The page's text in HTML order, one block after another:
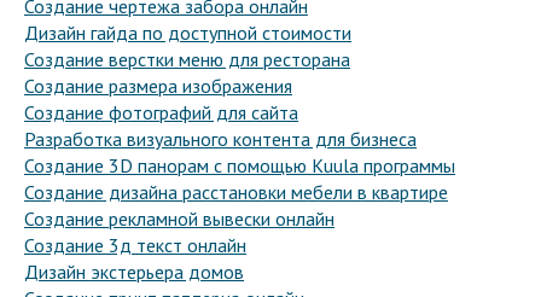
Создание чертежа забора онлайн
Дизайн гайда по доступной стоимости
Создание верстки меню для ресторана
Создание размера изображения
Создание фотографий для сайта
Разработка визуального контента для бизнеса
Создание 3D панорам с помощью Kuula программы
Создание дизайна расстановки мебели в квартире
Создание рекламной вывески онлайн
Создание 3д текст онлайн
Дизайн экстерьера домов